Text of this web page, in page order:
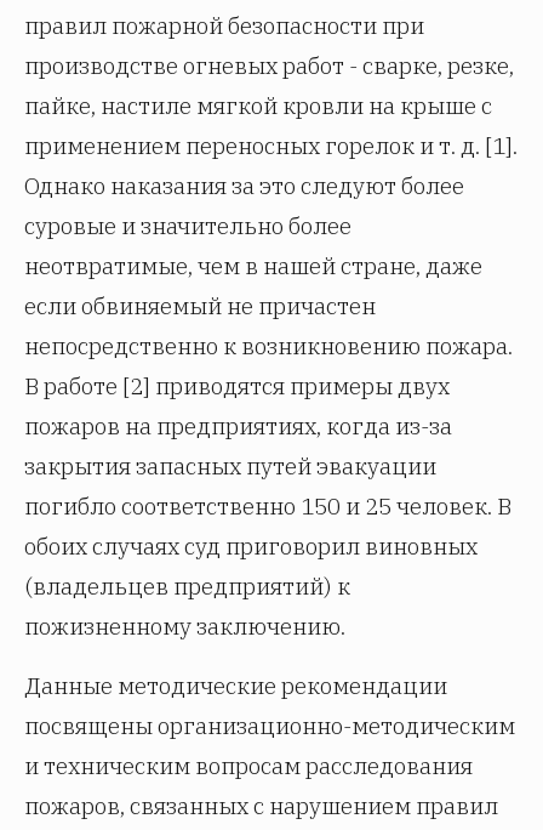
правил пожарной безопасности при
производстве огневых работ - сварке, резке,
пайке, настиле мягкой кровли на крыше с
применением переносных горелок и т. д. [1].
Однако наказания за это следуют более
суровые и значительно более
неотвратимые, чем в нашей стране, даже
если обвиняемый не причастен
непосредственно к возникновению пожара.
В работе [2] приводятся примеры двух
пожаров на предприятиях, когда из-за
закрытия запасных путей эвакуации
погибло соответственно 150 и 25 человек. В
обоих случаях суд приговорил виновных
(владельцев предприятий) к
пожизненному заключению.
Данные методические рекомендации
посвящены организационно-методическим
и техническим вопросам расследования
пожаров, связанных с нарушением правил